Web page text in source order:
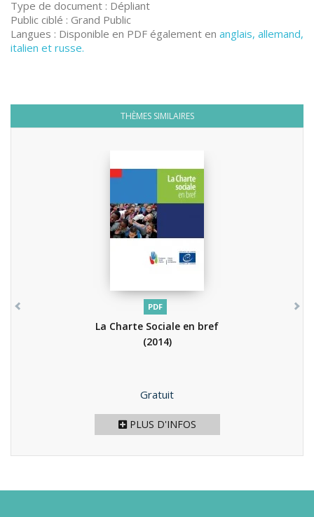
Type de document : Dépliant
Public ciblé : Grand Public
Langues : Disponible en PDF également en anglais, allemand,
italien et russe.
THÈMES SIMILAIRES
PDF
La Charte Sociale en bref
(2014)
Prix
Gratuit
PLUS D'INFOS